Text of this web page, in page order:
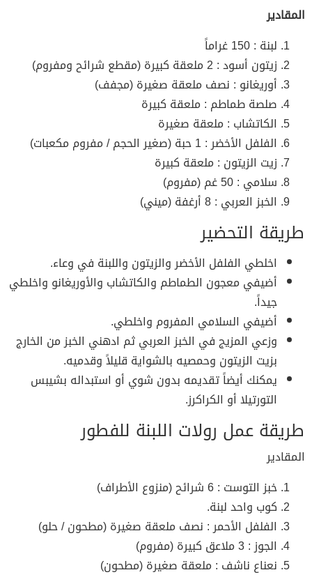
المقادير
لبنة : 150 غراماً
زيتون أسود : 2 ملعقة كبيرة (مقطع شرائح ومفروم)
أوريغانو : نصف ملعقة صغيرة (مجفف)
صلصة طماطم : ملعقة كبيرة
الكاتشاب : ملعقة صغيرة
الفلفل الأخضر : 1 حبة (صغير الحجم / مفروم مكعبات)
زيت الزيتون : ملعقة كبيرة
سلامي : 50 غم (مفروم)
الخبز العربي : 8 أرغفة (ميني)
طريقة التحضير
اخلطي الفلفل الأخضر والزيتون واللبنة في وعاء.
أضيفي معجون الطماطم والكاتشاب والأوريغانو واخلطي
جيداً.
أضيفي السلامي المفروم واخلطي.
وزعي المزيج في الخبز العربي ثم ادهني الخبز من الخارج
بزيت الزيتون وحمصيه بالشواية قليلاً وقدميه.
يمكنك أيضاً تقديمه بدون شوي أو استبداله بشيبس
التورتيلا أو الكراكرز.
طريقة عمل رولات اللبنة للفطور
المقادير
خبز التوست : 6 شرائح (منزوع الأطراف)
كوب واحد لبنة.
الفلفل الأحمر : نصف ملعقة صغيرة (مطحون / حلو)
الجوز : 3 ملاعق كبيرة (مفروم)
نعناع ناشف : ملعقة صغيرة (مطحون)